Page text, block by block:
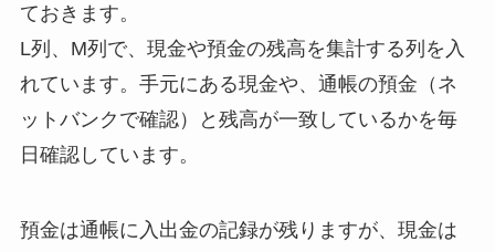
ておきます。
L列、M列で、現金や預金の残高を集計する列を入
れています。手元にある現金や、通帳の預金（ネ
ットバンクで確認）と残高が一致しているかを毎
日確認しています。
預金は通帳に入出金の記録が残りますが、現金は